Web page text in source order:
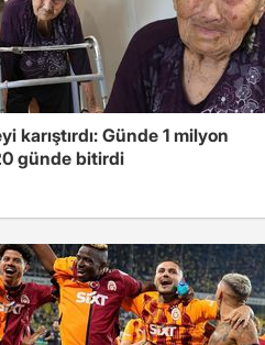
karıştırdı: Günde 1 milyon
günde bitirdi